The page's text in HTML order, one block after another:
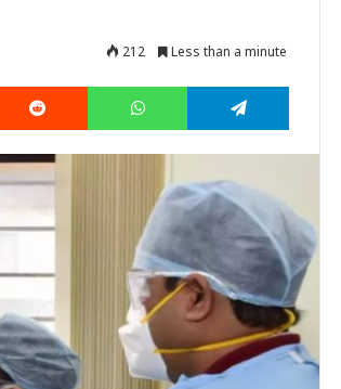
212 Less than a minute
Reddit WhatsApp